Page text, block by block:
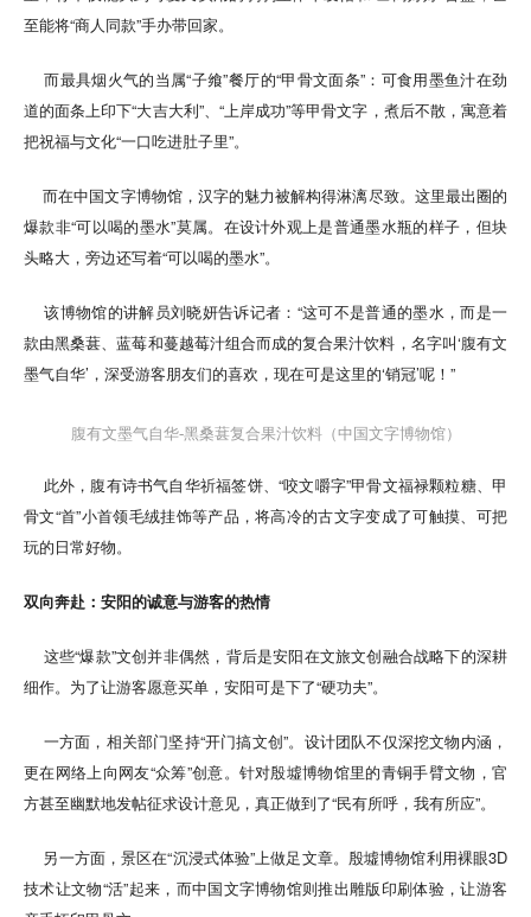
至能将“商人同款”手办带回家。
而最具烟火气的当属“子飨”餐厅的“甲骨文面条”：可食用墨鱼汁在劲
道的面条上印下“大吉大利”、“上岸成功”等甲骨文字，煮后不散，寓意着
把祝福与文化“一口吃进肚子里”。
而在中国文字博物馆，汉字的魅力被解构得淋漓尽致。这里最出圈的
爆款非“可以喝的墨水”莫属。在设计外观上是普通墨水瓶的样子，但块
头略大，旁边还写着“可以喝的墨水”。
该博物馆的讲解员刘晓妍告诉记者：“这可不是普通的墨水，而是一
款由黑桑葚、蓝莓和蔓越莓汁组合而成的复合果汁饮料，名字叫‘腹有文
墨气自华’，深受游客朋友们的喜欢，现在可是这里的‘销冠’呢！”
腹有文墨气自华-黑桑葚复合果汁饮料（中国文字博物馆）
此外，腹有诗书气自华祈福签饼、“咬文嚼字”甲骨文福禄颗粒糖、甲
骨文“首”小首领毛绒挂饰等产品，将高冷的古文字变成了可触摸、可把
玩的日常好物。
双向奔赴：安阳的诚意与游客的热情
这些“爆款”文创并非偶然，背后是安阳在文旅文创融合战略下的深耕
细作。为了让游客愿意买单，安阳可是下了“硬功夫”。
一方面，相关部门坚持“开门搞文创”。设计团队不仅深挖文物内涵，
更在网络上向网友“众筹”创意。针对殷墟博物馆里的青铜手臂文物，官
方甚至幽默地发帖征求设计意见，真正做到了“民有所呼，我有所应”。
另一方面，景区在“沉浸式体验”上做足文章。殷墟博物馆利用裸眼3D
技术让文物“活”起来，而中国文字博物馆则推出雕版印刷体验，让游客